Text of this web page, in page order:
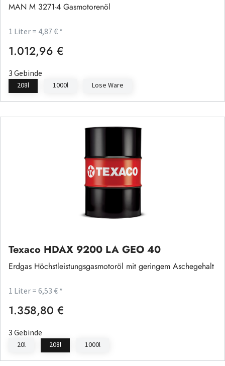
MAN M 3271-4 Gasmotorenöl
1 Liter = 4,87 € *
Regulärer Preis:
1.012,96 €
3 Gebinde
208l 1000l Lose Ware
Texaco HDAX 9200 LA GEO 40
Erdgas Höchstleistungsgasmotoröl mit geringem Aschegehalt
1 Liter = 6,53 € *
Regulärer Preis:
1.358,80 €
3 Gebinde
20l 208l 1000l